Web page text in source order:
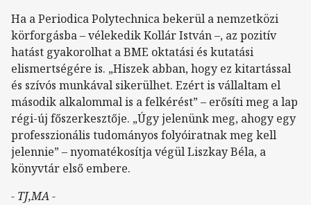
Ha a Periodica Polytechnica bekerül a nemzetközi
körforgásba – vélekedik Kollár István –, az pozitív
hatást gyakorolhat a BME oktatási és kutatási
elismertségére is. „Hiszek abban, hogy ez kitartással
és szívós munkával sikerülhet. Ezért is vállaltam el
második alkalommal is a felkérést” – erősíti meg a lap
régi-új főszerkesztője. „Úgy jelenünk meg, ahogy egy
professzionális tudományos folyóiratnak meg kell
jelennie” – nyomatékosítja végül Liszkay Béla, a
könyvtár első embere.
- TJ,MA -